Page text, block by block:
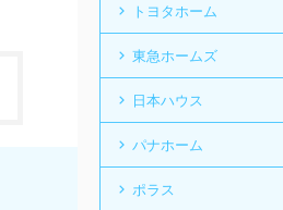
トヨタホーム
東急ホームズ
日本ハウス
パナホーム
ポラス